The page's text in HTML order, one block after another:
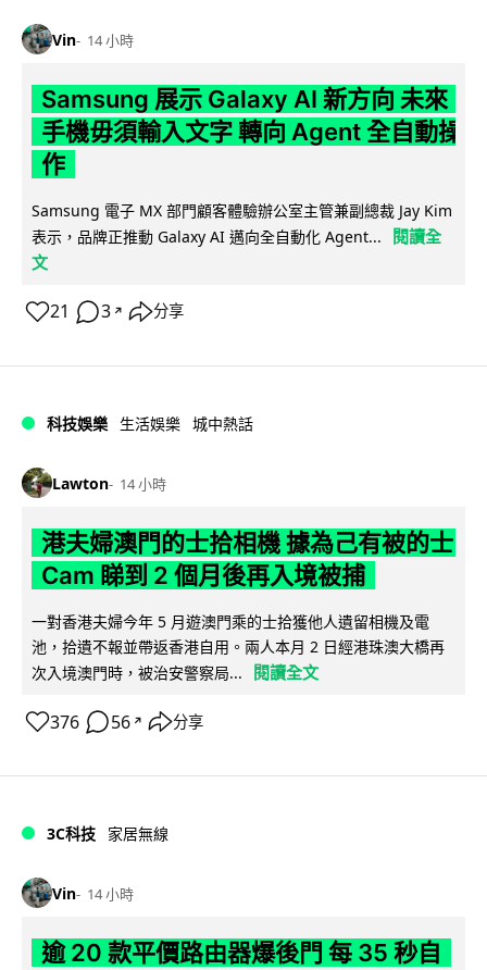
Vin 14 小時
Samsung 展示 Galaxy AI 新方向 未來
手機毋須輸入文字 轉向 Agent 全自動操
作
Samsung 電子 MX 部門顧客體驗辦公室主管兼副總裁 Jay Kim
表示，品牌正推動 Galaxy AI 邁向全自動化 Agent...
閱讀全
文
21 3 ↗ 分享
科技娛樂 生活娛樂 城中熱話
Lawton 14 小時
港夫婦澳門的士拾相機 據為己有被的士
Cam 睇到 2 個月後再入境被捕
一對香港夫婦今年 5 月遊澳門乘的士拾獲他人遺留相機及電
池，拾遺不報並帶返香港自用。兩人本月 2 日經港珠澳大橋再
次入境澳門時，被治安警察局...
閱讀全文
376 56 ↗ 分享
3C科技 家居無線
Vin 14 小時
逾 20 款平價路由器爆後門 每 35 秒自